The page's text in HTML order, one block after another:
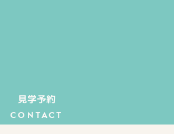
見学予約
CONTACT